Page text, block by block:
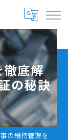
徹底解
の秘訣
を徹底解説：長寿命化と品質保証の秘訣